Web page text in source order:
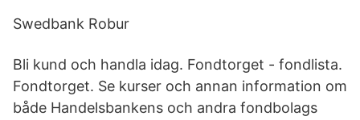
Swedbank Robur
Bli kund och handla idag. Fondtorget - fondlista.
Fondtorget. Se kurser och annan information om
både Handelsbankens och andra fondbolags